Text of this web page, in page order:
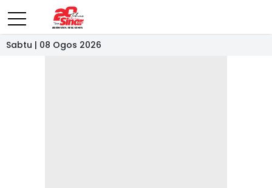
Sabtu | 08 Ogos 2026